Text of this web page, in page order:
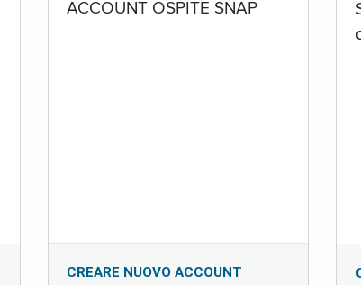
ACCOUNT OSPITE SNAP
CREARE NUOVO ACCOUNT